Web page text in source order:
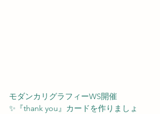
モダンカリグラフィーWS開催
✨『thank you』カードを作りましょ